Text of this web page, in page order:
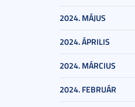
2024. MÁJUS
2024. ÁPRILIS
2024. MÁRCIUS
2024. FEBRUÁR